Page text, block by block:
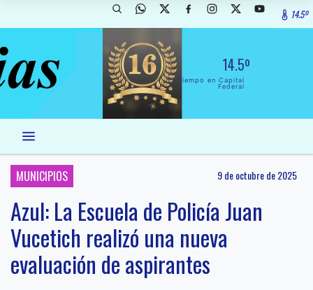
14.5º
14.5º
El Tiempo en Capital
Federal
MUNICIPIOS 9 de octubre de 2025
Azul: La Escuela de Policía Juan
Vucetich realizó una nueva
evaluación de aspirantes